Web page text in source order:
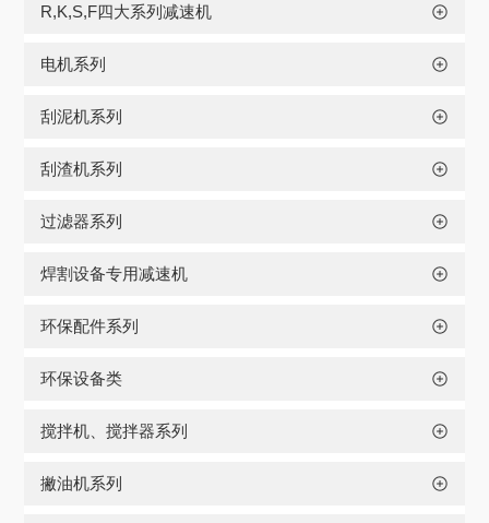
R,K,S,F四大系列减速机
电机系列
刮泥机系列
刮渣机系列
过滤器系列
焊割设备专用减速机
环保配件系列
环保设备类
搅拌机、搅拌器系列
撇油机系列